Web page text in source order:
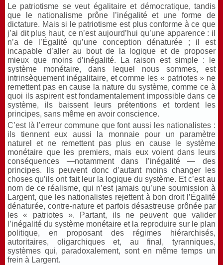
Le patriotisme se veut égalitaire et démocratique, tandis
que le nationalisme prône l’inégalité et une forme de
dictature. Mais si le patriotisme est plus conforme à ce que
j’ai dit plus haut, ce n’est aujourd’hui qu’une apparence : il
n’a de l’Égalité qu’une conception dénaturée ; il est
incapable d’aller au bout de la logique et de proposer
mieux que moins d’inégalité. La raison est simple : le
système monétaire, dans lequel nous sommes, est
intrinsèquement inégalitaire, et comme les « patriotes » ne
remettent pas en cause la nature du système, comme ce à
quoi ils aspirent est fondamentalement impossible dans ce
système, ils baissent leurs prétentions et tordent les
principes, sans même en avoir conscience.
C’est là l’erreur commune que font aussi les nationalistes :
ils tiennent eux aussi la monnaie pour un paramètre
naturel et ne remettent pas plus en cause le système
monétaire que les premiers, mais eux voient dans leurs
conséquences —notamment dans l’inégalité — des
principes. Ils peuvent donc d’autant moins changer les
choses qu’ils ont fait leur la logique du système. Et c’est au
nom de ce réalisme, qui n’est jamais qu’une soumission à
Largent, que les nationalistes rejettent à bon droit l’Égalité
dénaturée, contre-nature et parfois désastreuse prônée par
les « patriotes ». Partant, ils ne peuvent que valider
l’inégalité du système monétaire et la reproduire sur le plan
politique, en proposant des régimes hiérarchisés,
autoritaires, oligarchiques et, au final, tyranniques,
systèmes qui, paradoxalement, sont en même temps un
frein à Largent.